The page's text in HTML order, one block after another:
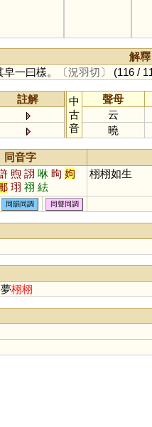
解釋
一曰樣。 〔況羽切〕 (116 /
註解
中
古
音
聲母
云
曉
同音字
煦 詡 咻 昫 姁
珝 祤 紶
栩栩如生
同韻同調 同聲同調
栩栩